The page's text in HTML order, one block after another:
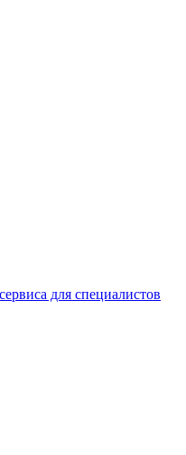
для специалистов